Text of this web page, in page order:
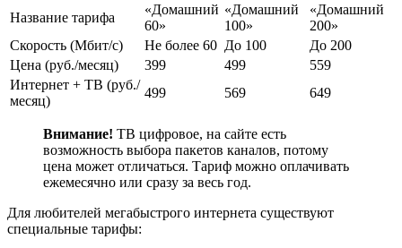
Название тарифа
«Домашний
60»
«Домашний
100»
«Домашний
200»
Скорость (Мбит/с)
Не более 60 До 100
До 200
Цена (руб./месяц)
399 499
559
Интернет + ТВ (руб./
месяц)
499 569 649
Внимание! ТВ цифровое, на сайте есть
возможность выбора пакетов каналов, потому
цена может отличаться. Тариф можно оплачивать
ежемесячно или сразу за весь год.
Для любителей мегабыстрого интернета существуют
специальные тарифы: